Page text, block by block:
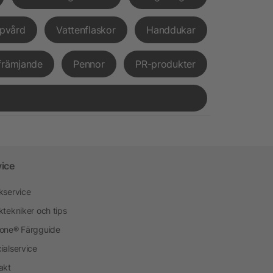
Vattenflaskor Handdukar
Pennor PR-produkter
och tips
Färgguide